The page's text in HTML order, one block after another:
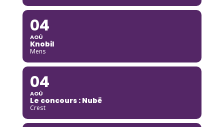
04
AOÛ
Knobil
Mens
04
AOÛ
Le concours : Nubë
Crest